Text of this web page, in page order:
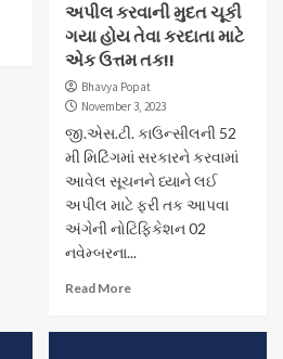
અપીલ કરવાની મુદત ચૂકી
ગયા હોય તેવા કરદાતા માટે
એક ઉત્તમ તક!!
Bhavya Popat
November 3, 2023
જી.એસ.ટી. કાઉન્સીલની 52
મી મિટિંગમાં સરકારને કરવામાં
આવેલ સૂચનને ધ્યાને લઈ
અપીલ માટે ફરી તક આપવા
અંગેની નોટિફિકેશન 02
નવેમ્બરના...
Read More